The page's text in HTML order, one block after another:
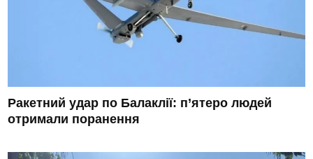
Ракетний удар по Балаклії: п’ятеро людей
отримали поранення